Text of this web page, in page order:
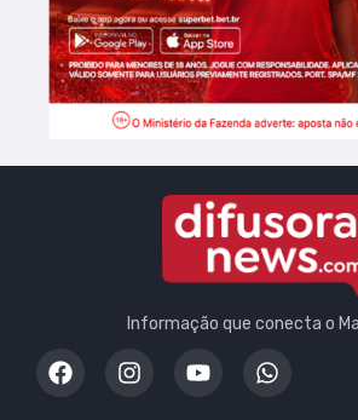
Informação que conecta o